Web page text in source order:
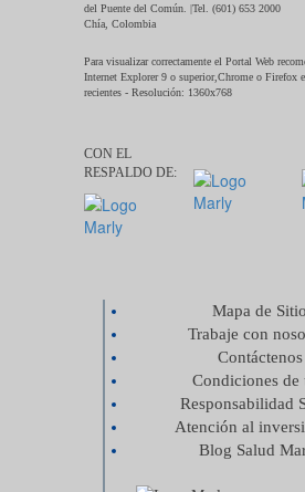
del Puente del Común. |Tel. (601) 653 2000
Chía, Colombia
Para visualizar correctamente el Portal Web
Internet Explorer 9 o superior,Chrome o Firefox
recientes - Resolución: 1360x768
CON EL
RESPALDO DE:
Mapa de Sitio
Trabaje con
Contáctenos
Condiciones de
Responsabilidad
Atención al
Blog Salud